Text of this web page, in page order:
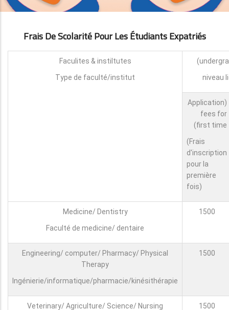
Frais De Scolarité Pour Les Étudiants ExpatriÉS
Faculites & instiltutes
Type de faculté/institut
niveau
(Application
fees for
first time)
(Frais
d'inscription
pour la
première
fois)
Medicine/ Dentistry
Faculté de medicine/ dentaire
1500
Engineering/ computer/ Pharmacy/ Physical
Therapy
Ingénierie/informatique/pharmacie/kinésithérapie
1500
Veterinary/ Agriculture/ Science/ Nursing
1500